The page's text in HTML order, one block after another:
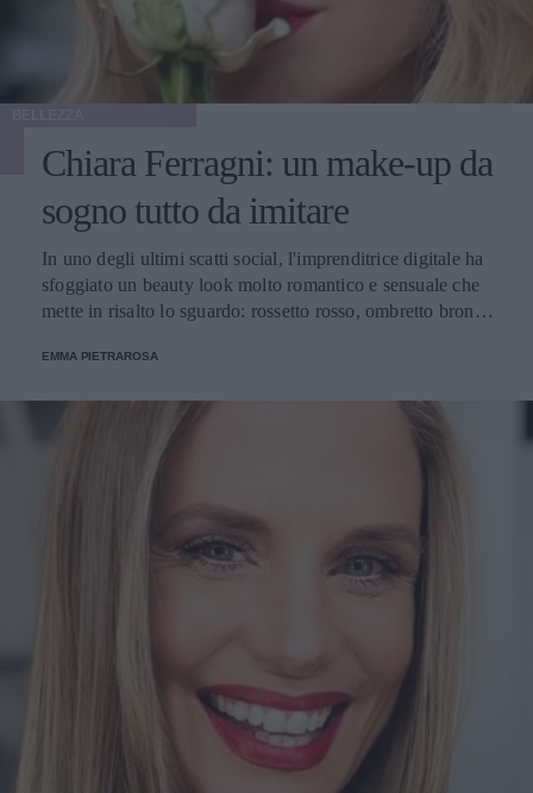
Chiara Ferragni: un make-up da
sogno tutto da imitare
In uno degli ultimi scatti social, l'imprenditrice digitale ha
sfoggiato un beauty look molto romantico e sensuale che
mette in risalto lo sguardo: rossetto rosso, ombretto bronzo
EMMA PIETRAROSA